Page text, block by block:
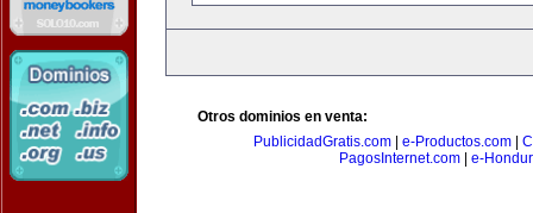
Otros dominios en venta:
PublicidadGratis.com
e-Productos.com
PagosInternet.com
e-